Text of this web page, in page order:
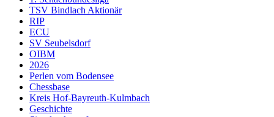
TSV Bindlach Aktionär
RIP
ECU
SV Seubelsdorf
OIBM
2026
Perlen vom Bodensee
Chessbase
Kreis Hof-Bayreuth-Kulmbach
Geschichte